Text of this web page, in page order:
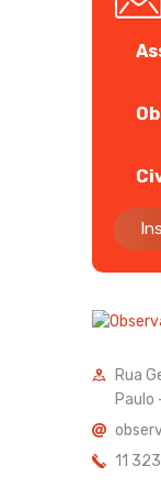
Rua
Paulo
11